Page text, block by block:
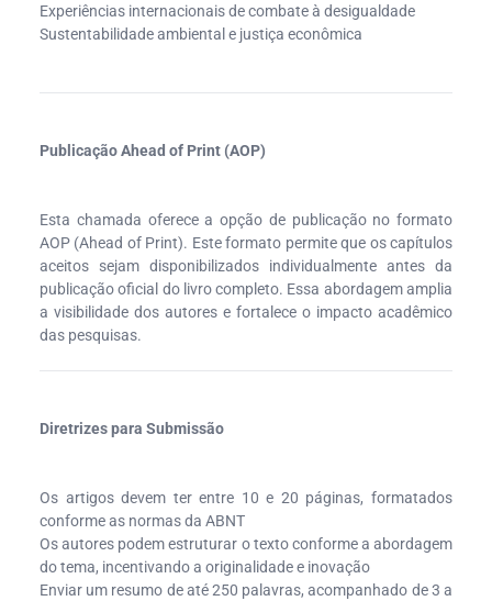
Experiências internacionais de combate à desigualdade
Sustentabilidade ambiental e justiça econômica
Publicação Ahead of Print (AOP)
Esta chamada oferece a opção de publicação no formato
AOP (Ahead of Print). Este formato permite que os capítulos
aceitos sejam disponibilizados individualmente antes da
publicação oficial do livro completo. Essa abordagem amplia
a visibilidade dos autores e fortalece o impacto acadêmico
das pesquisas.
Diretrizes para Submissão
Os artigos devem ter entre 10 e 20 páginas, formatados
conforme as normas da ABNT
Os autores podem estruturar o texto conforme a abordagem
do tema, incentivando a originalidade e inovação
Enviar um resumo de até 250 palavras, acompanhado de 3 a